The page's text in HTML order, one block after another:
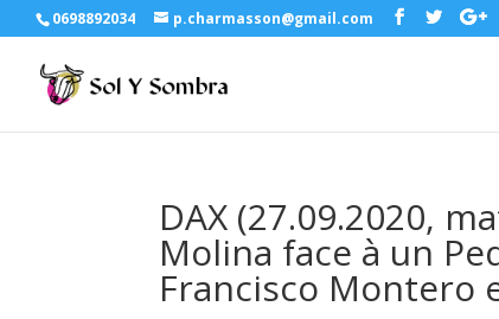
0698892034 p.charmasson@gmail.com
DAX (27.09.2020,
Molina face à un
Francisco Montero